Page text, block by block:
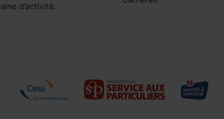
d’activité.